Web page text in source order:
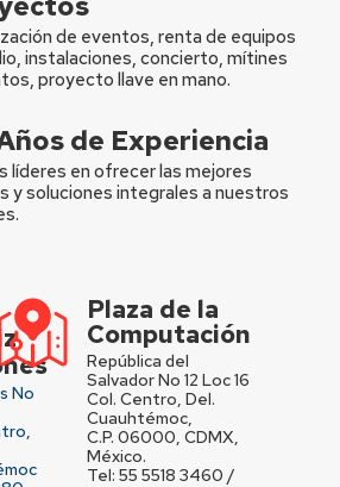
de eventos, renta de equipos
instalaciones, concierto, mítines
proyecto llave en mano.
de Experiencia
líderes en ofrecer las mejores
y soluciones integrales a nuestros
No
Plaza de la
Computación
República del
Salvador No 12 Loc 16
Col. Centro, Del.
Cuauhtémoc,
C.P. 06000, CDMX,
México.
Tel: 55 5518 3460 /